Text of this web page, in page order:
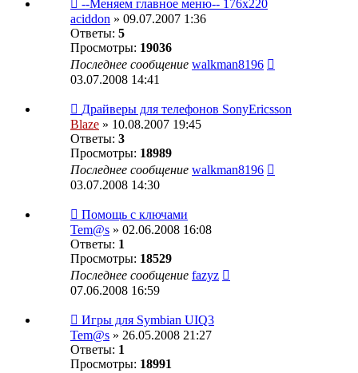
--Меняем главное меню-- 176x220
aciddon » 09.07.2007 1:36
Ответы: 5
Просмотры: 19036
Последнее сообщение walkman8196
03.07.2008 14:41
Драйверы для телефонов SonyEricsson
Blaze » 10.08.2007 19:45
Ответы: 3
Просмотры: 18989
Последнее сообщение walkman8196
03.07.2008 14:30
Помощь с ключами
Tem@s » 02.06.2008 16:08
Ответы: 1
Просмотры: 18529
Последнее сообщение fazyz
07.06.2008 16:59
Игры для Symbian UIQ3
Tem@s » 26.05.2008 21:27
Ответы: 1
Просмотры: 18991